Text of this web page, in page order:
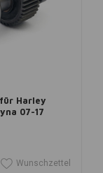
legen
Harley
07-17
Wunschzettel